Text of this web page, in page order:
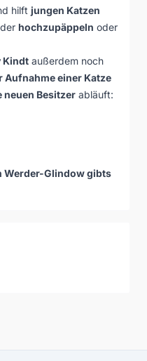
hilft jungen Katzen
hochzupäppeln oder
Kindt außerdem noch
Aufnahme einer Katze
neuen Besitzer abläuft:
Werder-Glindow gibts